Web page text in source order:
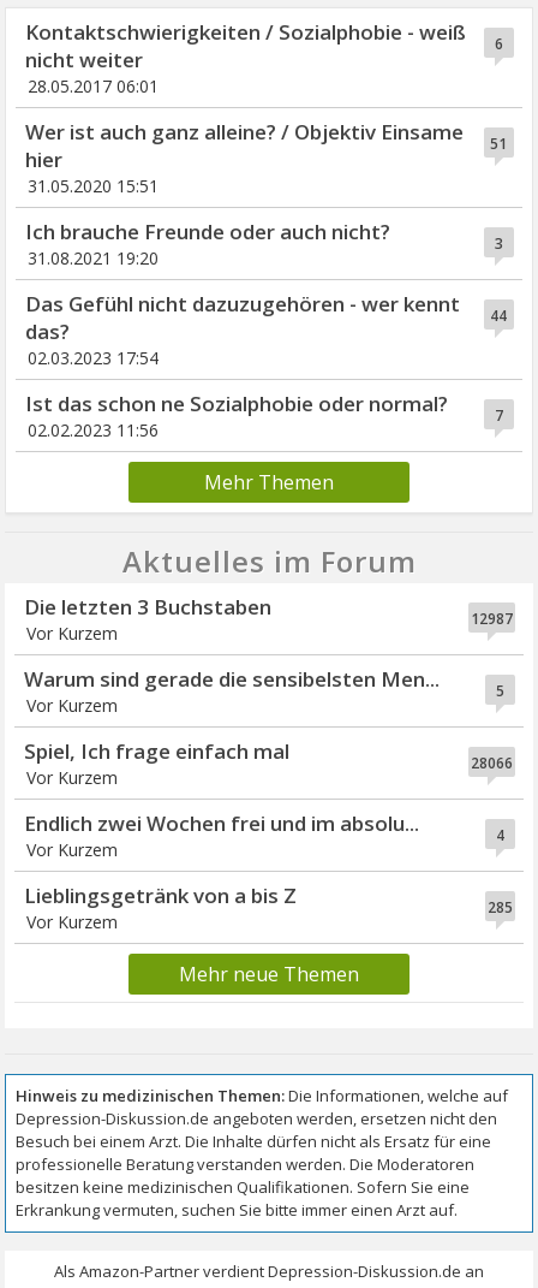
6
Kontaktschwierigkeiten / Sozialphobie - weiß
nicht weiter
28.05.2017 06:01
51
Wer ist auch ganz alleine? / Objektiv Einsame
hier
31.05.2020 15:51
3
Ich brauche Freunde oder auch nicht?
31.08.2021 19:20
44
Das Gefühl nicht dazuzugehören - wer kennt
das?
02.03.2023 17:54
7
Ist das schon ne Sozialphobie oder normal?
02.02.2023 11:56
Mehr Themen
Aktuelles im Forum
12987
Die letzten 3 Buchstaben
Vor Kurzem
5
Warum sind gerade die sensibelsten Men...
Vor Kurzem
28066
Spiel, Ich frage einfach mal
Vor Kurzem
4
Endlich zwei Wochen frei und im absolu...
Vor Kurzem
285
Lieblingsgetränk von a bis Z
Vor Kurzem
Mehr neue Themen